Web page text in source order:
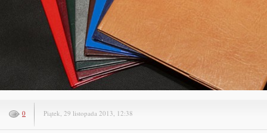
0 Piątek, 29 listopada 2013, 12:38